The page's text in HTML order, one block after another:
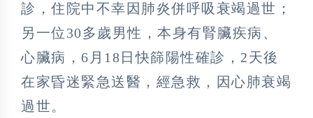
診，住院中不幸因肺炎併呼吸衰竭過世；
另一位30多歲男性，本身有腎臟疾病、
心臟病，6月18日快篩陽性確診，2天後
在家昏迷緊急送醫，經急救，因心肺衰竭
過世。